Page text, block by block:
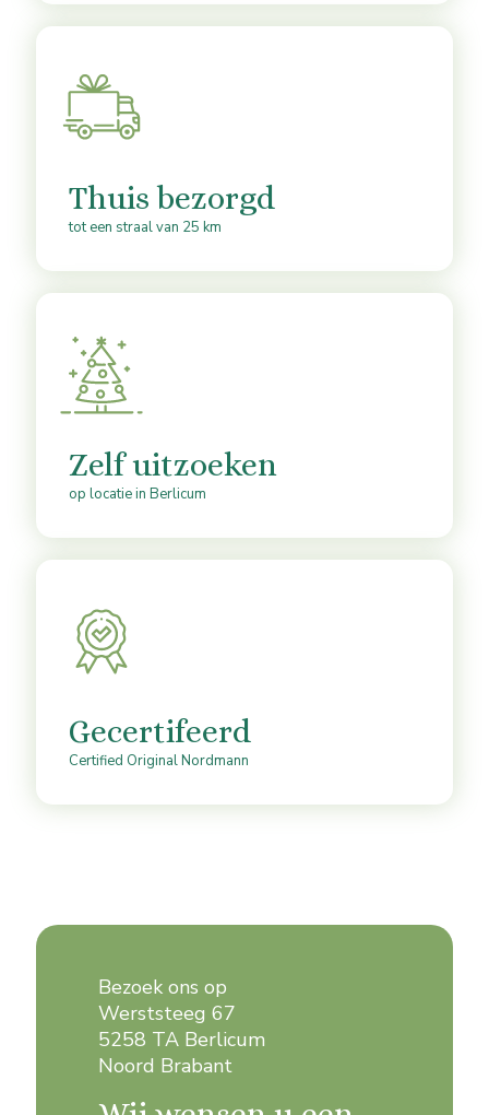
Thuis bezorgd
tot een straal van 25 km
Zelf uitzoeken
op locatie in Berlicum
Gecertifeerd
Certified Original Nordmann
Bezoek ons op
Werststeeg 67
5258 TA Berlicum
Noord Brabant